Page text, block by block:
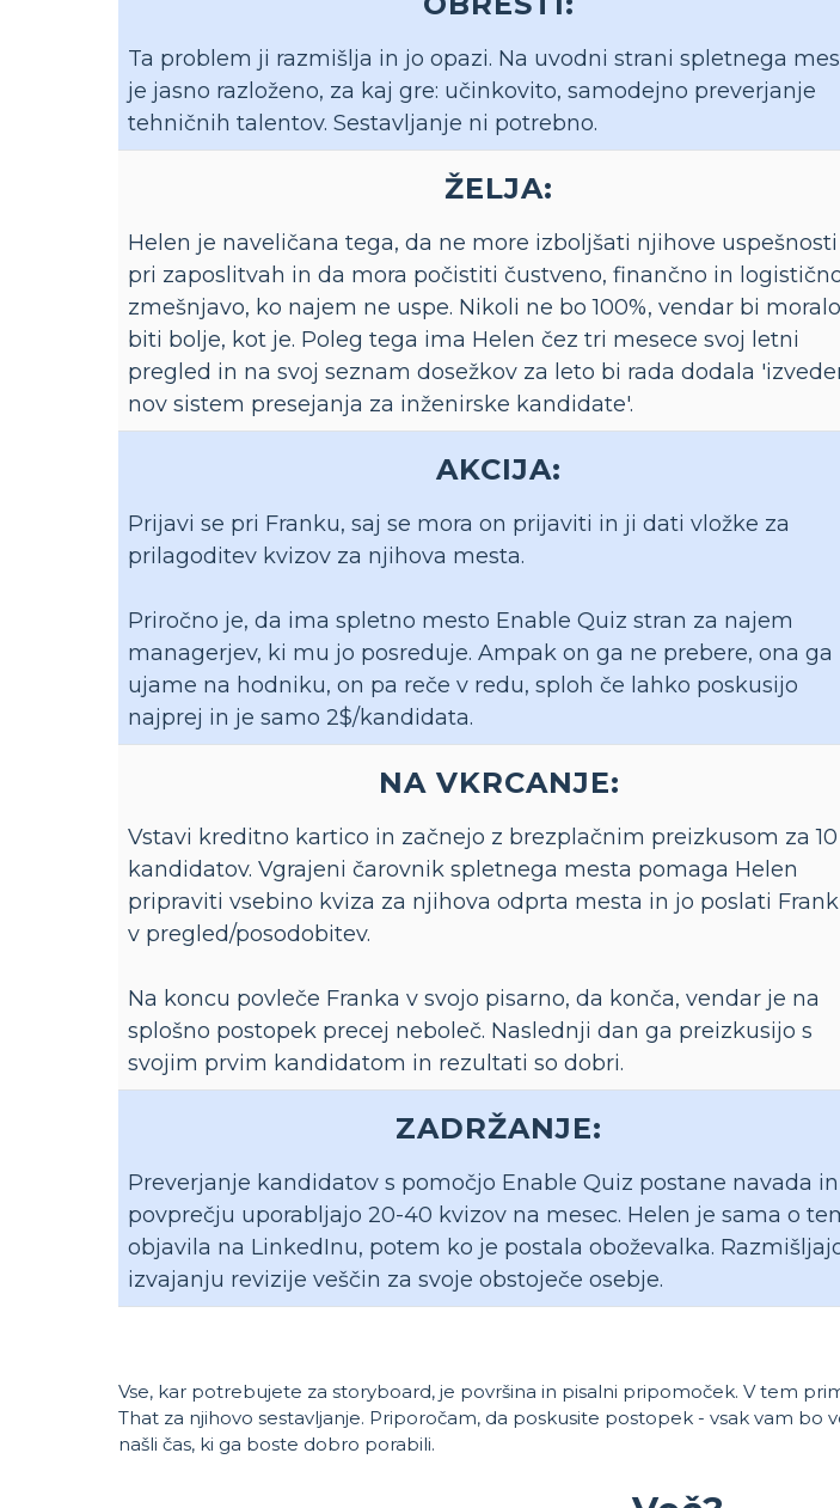
Ta problem ji razmišlja in jo opazi. Na uvodni strani spletnega
je jasno razloženo, za kaj gre: učinkovito, samodejno preverjanje
tehničnih talentov. Sestavljanje ni potrebno.
ŽELJA:
Helen je naveličana tega, da ne more izboljšati njihove uspešnosti
pri zaposlitvah in da mora počistiti čustveno, finančno in
zmešnjavo, ko najem ne uspe. Nikoli ne bo 100%, vendar bi moralo
biti bolje, kot je. Poleg tega ima Helen čez tri mesece svoj letni
pregled in na svoj seznam dosežkov za leto bi rada dodala
nov sistem presejanja za inženirske kandidate'.
AKCIJA:
Prijavi se pri Franku, saj se mora on prijaviti in ji dati vložke za
prilagoditev kvizov za njihova mesta.
Priročno je, da ima spletno mesto Enable Quiz stran za najem
managerjev, ki mu jo posreduje. Ampak on ga ne prebere, ona ga
ujame na hodniku, on pa reče v redu, sploh če lahko poskusijo
najprej in je samo 2$/kandidata.
NA VKRCANJE:
Vstavi kreditno kartico in začnejo z brezplačnim preizkusom za 10
kandidatov. Vgrajeni čarovnik spletnega mesta pomaga Helen
pripraviti vsebino kviza za njihova odprta mesta in jo poslati
v pregled/posodobitev.
Na koncu povleče Franka v svojo pisarno, da konča, vendar je na
splošno postopek precej neboleč. Naslednji dan ga preizkusijo s
svojim prvim kandidatom in rezultati so dobri.
ZADRŽANJE:
Preverjanje kandidatov s pomočjo Enable Quiz postane navada
povprečju uporabljajo 20-40 kvizov na mesec. Helen je sama o
objavila na LinkedInu, potem ko je postala oboževalka.
izvajanju revizije veščin za svoje obstoječe osebje.
Vse, kar potrebujete za storyboard, je površina in pisalni pripomoček. V tem
That za njihovo sestavljanje. Priporočam, da poskusite postopek - vsak vam bo
našli čas, ki ga boste dobro porabili.